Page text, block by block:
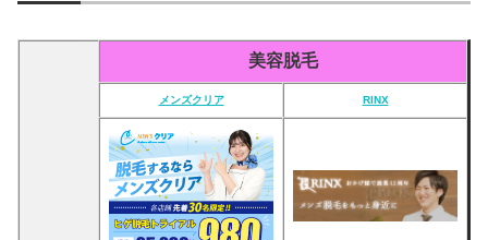
美容脱毛
メンズクリア RINX